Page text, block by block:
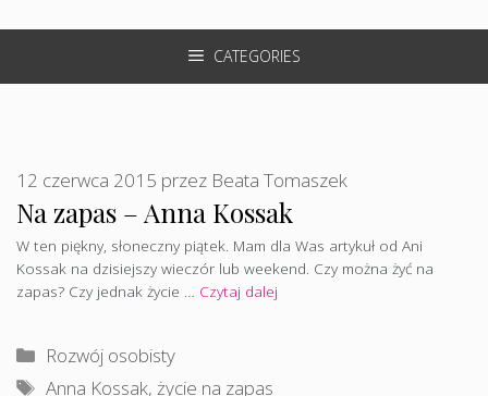
CATEGORIES
Na zapas – Anna Kossak
12 czerwca 2015 przez Beata Tomaszek
W ten piękny, słoneczny piątek. Mam dla Was artykuł od Ani
Kossak na dzisiejszy wieczór lub weekend. Czy można żyć na
zapas? Czy jednak życie … Czytaj dalej
Kategorie
Rozwój osobisty
Tagi
Anna Kossak,życie na zapas